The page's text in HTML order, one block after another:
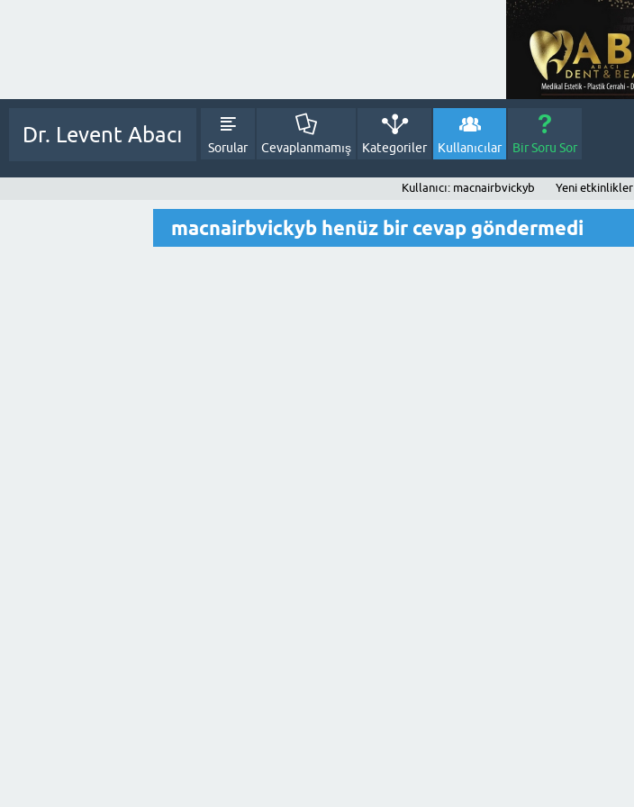
Dr. Levent Abacı
Sorular Cevaplanmamış Kategoriler Kullanıcılar Bir Soru Sor
Kullanıcı: macnairbvickyb Yeni etkinlikler
macnairbvickyb henüz bir cevap göndermedi